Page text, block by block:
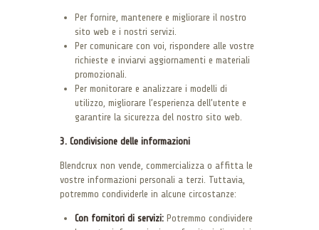
Per fornire, mantenere e migliorare il nostro
sito web e i nostri servizi.
Per comunicare con voi, rispondere alle vostre
richieste e inviarvi aggiornamenti e materiali
promozionali.
Per monitorare e analizzare i modelli di
utilizzo, migliorare l’esperienza dell’utente e
garantire la sicurezza del nostro sito web.
3. Condivisione delle informazioni
Blendcrux non vende, commercializza o affitta le
vostre informazioni personali a terzi. Tuttavia,
potremmo condividerle in alcune circostanze:
Con fornitori di servizi: Potremmo condividere